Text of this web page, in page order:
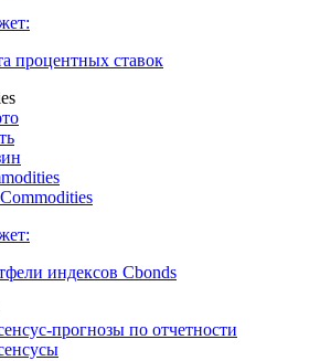
процентных ставок
индексов Cbonds
прогнозы по отчетности